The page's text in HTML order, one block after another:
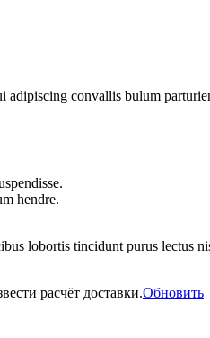
convallis bulum
hendre.
lobortis tincidunt purus lectus
расчёт доставки.Обновить